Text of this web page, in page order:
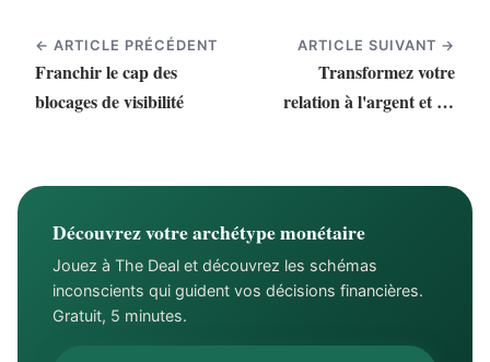
← ARTICLE PRÉCÉDENT
Franchir le cap des
blocages de visibilité
ARTICLE SUIVANT →
Transformez votre
relation à l'argent et au
Découvrez votre archétype monétaire
Jouez à The Deal et découvrez les schémas
inconscients qui guident vos décisions financières.
Gratuit, 5 minutes.